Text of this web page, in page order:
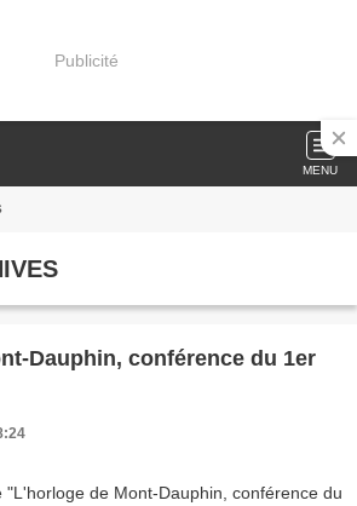
Publicité
MENU
Dauphin, conférence du 1er